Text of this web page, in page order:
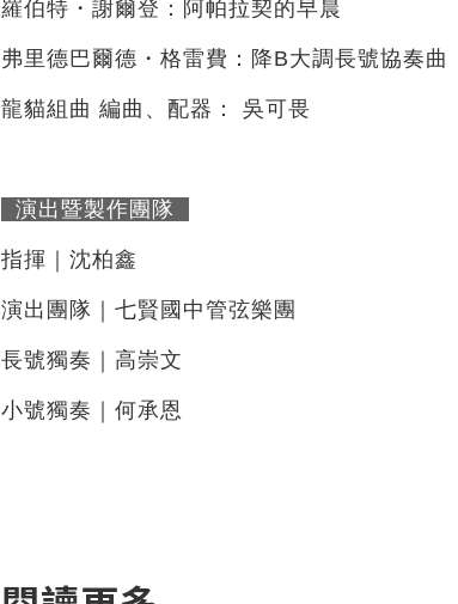
羅伯特・謝爾登：阿帕拉契的早晨
弗里德巴爾德・格雷費：降B大調長號協奏曲
龍貓組曲 編曲、配器： 吳可畏
演出暨製作團隊
指揮｜沈柏鑫
演出團隊｜七賢國中管弦樂團
長號獨奏｜高崇文
小號獨奏｜何承恩